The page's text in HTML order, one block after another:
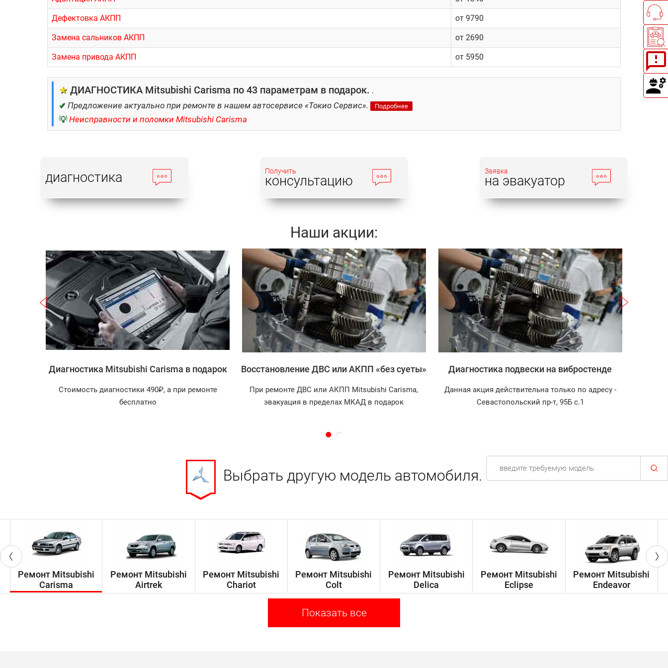
Дефектовка АКПП от 9790
Замена сальников АКПП от 2690
Замена привода АКПП от 5950
★ ДИАГНОСТИКА Mitsubishi Carisma по 43 параметрам в подарок. .
✔ Предложение актуально при ремонте в нашем автосервисе «Токио Сервис». Подробнее
💡 Неисправности и поломки Mitsubishi Carisma
диагностика Получить
консультацию
Заявка
на эвакуатор
Наши акции:
Записаться
Диагностика Mitsubishi Carisma в подарок
Стоимость диагностики 490₽, а при ремонте
бесплатно
Записаться
Восстановление ДВС или АКПП «без суеты»
При ремонте ДВС или АКПП Mitsubishi Carisma,
эвакуация в пределах МКАД в подарок
Записаться
Диагностика подвески на вибростенде
Данная акция действительна только по адресу -
Севастопольский пр-т, 95Б с.1
Выбрать другую модель автомобиля.
Ремонт Mitsubishi
Carisma
Ремонт Mitsubishi
Airtrek
Ремонт Mitsubishi
Chariot
Ремонт Mitsubishi
Colt
Ремонт Mitsubishi
Delica
Ремонт Mitsubishi
Eclipse
Ремонт Mitsubishi
Endeavor
Показать все